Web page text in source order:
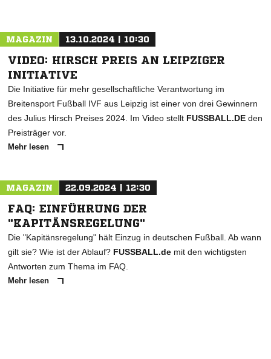
MAGAZIN 13.10.2024 | 10:30
VIDEO: HIRSCH PREIS AN LEIPZIGER
INITIATIVE
Die Initiative für mehr gesellschaftliche Verantwortung im
Breitensport Fußball IVF aus Leipzig ist einer von drei Gewinnern
des Julius Hirsch Preises 2024. Im Video stellt FUSSBALL.DE den
Preisträger vor.
Mehr lesen
MAGAZIN 22.09.2024 | 12:30
FAQ: EINFÜHRUNG DER
"KAPITÄNSREGELUNG"
Die "Kapitänsregelung" hält Einzug in deutschen Fußball. Ab wann
gilt sie? Wie ist der Ablauf? FUSSBALL.de mit den wichtigsten
Antworten zum Thema im FAQ.
Mehr lesen